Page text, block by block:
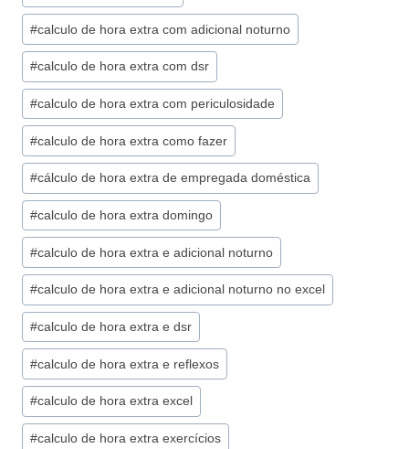
#calculo de hora extra com adicional noturno
#calculo de hora extra com dsr
#calculo de hora extra com periculosidade
#calculo de hora extra como fazer
#cálculo de hora extra de empregada doméstica
#calculo de hora extra domingo
#calculo de hora extra e adicional noturno
#calculo de hora extra e adicional noturno no excel
#calculo de hora extra e dsr
#calculo de hora extra e reflexos
#calculo de hora extra excel
#calculo de hora extra exercícios